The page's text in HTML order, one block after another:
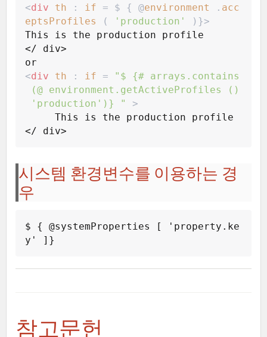
<div th : if = $ { @environment . acc
eptsProfiles
( ' production ' )}>
This is the production profile
</ div>
or
<div th : if = " $ {# arrays.contains
(@ environment.getActiveProfiles ()
'production')}
"
>
This is the production profile
</ div>
시스템 환경변수를 이용하는 경
우
$ { @systemProperties [ 'property.ke
y' ]}
참고문헌